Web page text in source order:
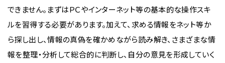
できません。まずはＰＣやインターネット等の基本的な操作スキ
ルを習得する必要があります。加えて、求める情報をネット等か
ら探し出し、情報の真偽を確かめながら読み解き、さまざまな情
報を整理・分析して総合的に判断し、自分の意見を形成していく